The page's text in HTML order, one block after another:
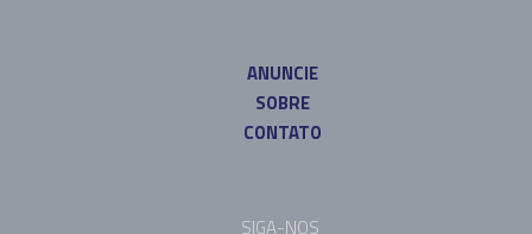
ANUNCIE
SOBRE
CONTATO
SIGA-NOS